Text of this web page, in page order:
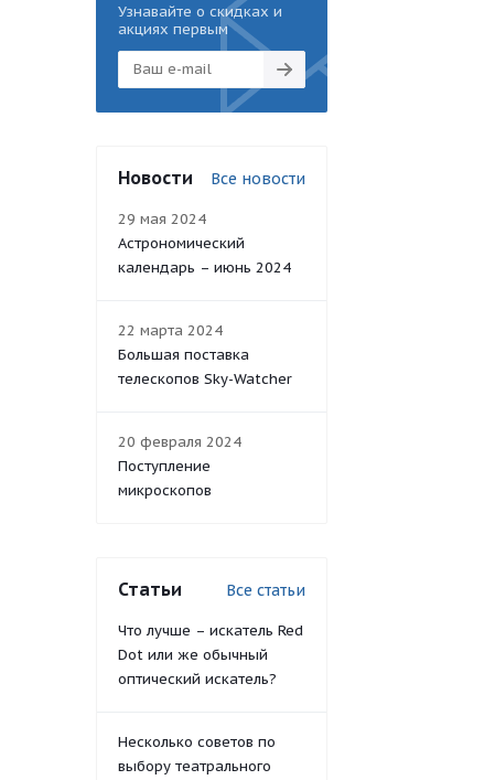
Узнавайте о скидках и
акциях первым
Новости Все новости
29 мая 2024
Астрономический
календарь – июнь 2024
22 марта 2024
Большая поставка
телескопов Sky-Watcher
20 февраля 2024
Поступление
микроскопов
Статьи Все статьи
Что лучше – искатель Red
Dot или же обычный
оптический искатель?
Несколько советов по
выбору театрального